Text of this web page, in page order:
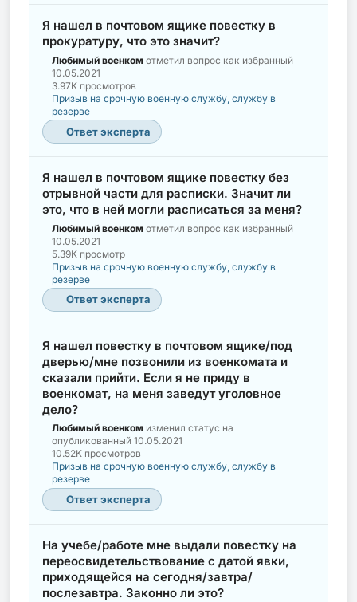
Я нашел в почтовом ящике повестку в
прокуратуру, что это значит?
Любимый военком отметил вопрос как избранный
10.05.2021
3.97K просмотров
Призыв на срочную военную службу, службу в
резерве
Ответ эксперта
Я нашел в почтовом ящике повестку без
отрывной части для расписки. Значит ли
это, что в ней могли расписаться за меня?
Любимый военком отметил вопрос как избранный
10.05.2021
5.39K просмотр
Призыв на срочную военную службу, службу в
резерве
Ответ эксперта
Я нашел повестку в почтовом ящике/под
дверью/мне позвонили из военкомата и
сказали прийти. Если я не приду в
военкомат, на меня заведут уголовное
дело?
Любимый военком изменил статус на
опубликованный 10.05.2021
10.52K просмотров
Призыв на срочную военную службу, службу в
резерве
Ответ эксперта
На учебе/работе мне выдали повестку на
переосвидетельствование с датой явки,
приходящейся на сегодня/завтра/
послезавтра. Законно ли это?